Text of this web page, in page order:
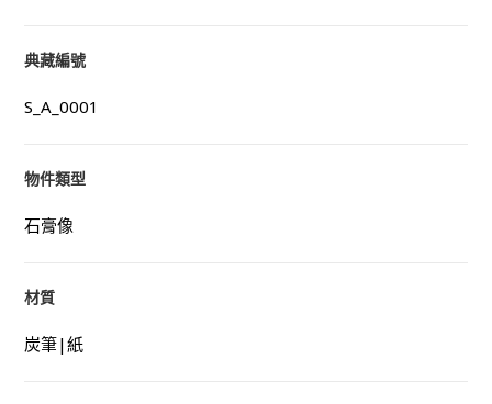
典藏編號
S_A_0001
物件類型
石膏像
材質
炭筆|紙